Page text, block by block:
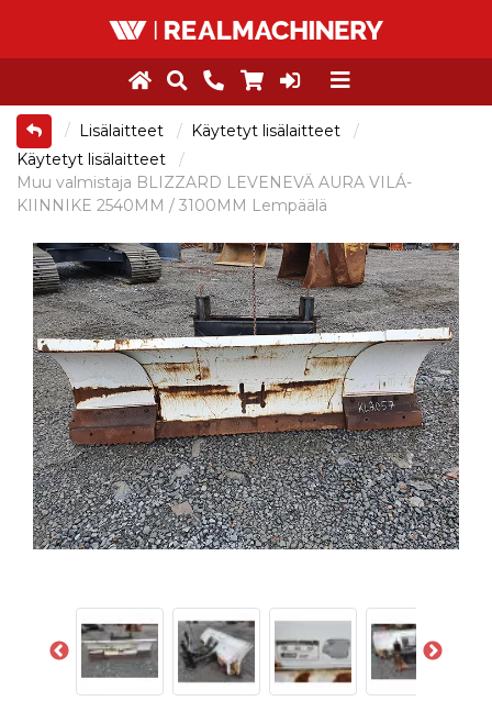
Lisälaitteet
Käytetyt lisälaitteet
Käytetyt lisälaitteet
Muu valmistaja BLIZZARD LEVENEVÄ AURA VILÁ-
KIINNIKE 2540MM / 3100MM Lempäälä